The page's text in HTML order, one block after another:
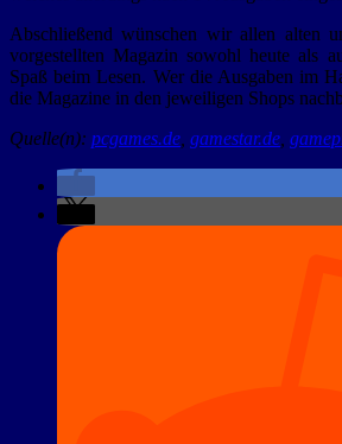
Abschließend wünschen wir allen alten
vorgestellten Magazin sowohl heute als
Spaß beim Lesen. Wer die Ausgaben im
die Magazine in den jeweiligen Shops
Quelle(n): pcgames.de gamestar.de